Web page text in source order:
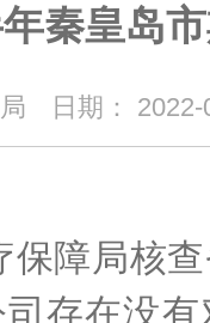
秦皇岛
日期：
保障局核
存在没